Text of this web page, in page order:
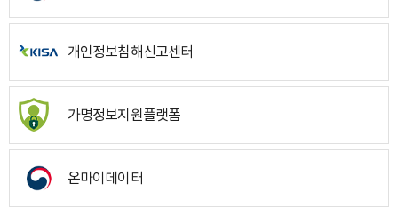
개인정보침해신고센터
가명정보지원플랫폼
온마이데이터